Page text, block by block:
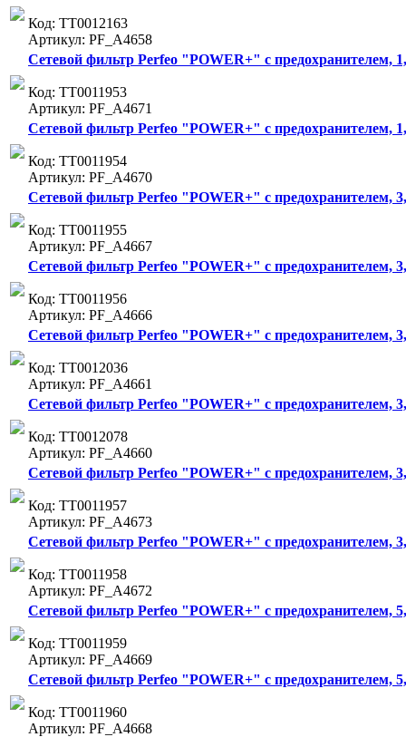
Код: ТТ0012163
Артикул: PF_A4658
Сетевой фильтр Perfeo "POWER+" с предохранителем,
Код: ТТ0011953
Артикул: PF_A4671
Сетевой фильтр Perfeo "POWER+" с предохранителем,
Код: ТТ0011954
Артикул: PF_A4670
Сетевой фильтр Perfeo "POWER+" с предохранителем,
Код: ТТ0011955
Артикул: PF_A4667
Сетевой фильтр Perfeo "POWER+" с предохранителем,
Код: ТТ0011956
Артикул: PF_A4666
Сетевой фильтр Perfeo "POWER+" с предохранителем,
Код: ТТ0012036
Артикул: PF_A4661
Сетевой фильтр Perfeo "POWER+" с предохранителем,
Код: ТТ0012078
Артикул: PF_A4660
Сетевой фильтр Perfeo "POWER+" с предохранителем,
Код: ТТ0011957
Артикул: PF_A4673
Сетевой фильтр Perfeo "POWER+" с предохранителем,
Код: ТТ0011958
Артикул: PF_A4672
Сетевой фильтр Perfeo "POWER+" с предохранителем,
Код: ТТ0011959
Артикул: PF_A4669
Сетевой фильтр Perfeo "POWER+" с предохранителем,
Код: ТТ0011960
Артикул: PF_A4668